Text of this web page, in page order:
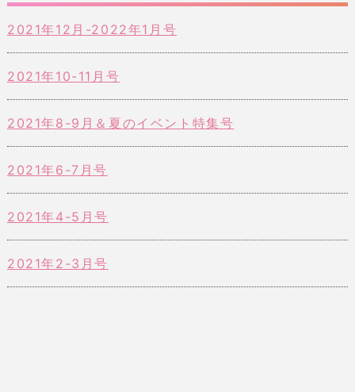
2021年12月-2022年1月号
2021年10-11月号
2021年8-9月＆夏のイベント特集号
2021年6-7月号
2021年4-5月号
2021年2-3月号